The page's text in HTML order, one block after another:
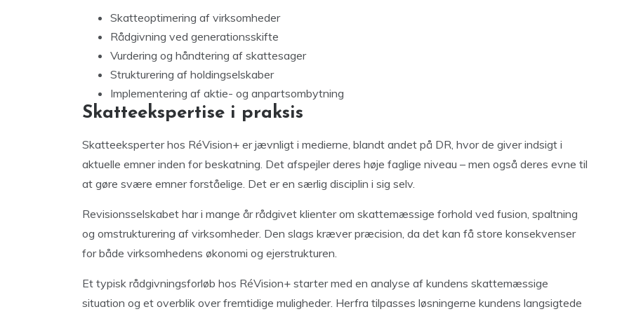
Skatteoptimering af virksomheder
Rådgivning ved generationsskifte
Vurdering og håndtering af skattesager
Strukturering af holdingselskaber
Implementering af aktie- og anpartsombytning
Skatteekspertise i praksis
Skatteeksperter hos RéVision+ er jævnligt i medierne, blandt andet på DR, hvor de giver indsigt i
aktuelle emner inden for beskatning. Det afspejler deres høje faglige niveau – men også deres evne til
at gøre svære emner forståelige. Det er en særlig disciplin i sig selv.
Revisionsselskabet har i mange år rådgivet klienter om skattemæssige forhold ved fusion, spaltning
og omstrukturering af virksomheder. Den slags kræver præcision, da det kan få store konsekvenser
for både virksomhedens økonomi og ejerstrukturen.
Et typisk rådgivningsforløb hos RéVision+ starter med en analyse af kundens skattemæssige
situation og et overblik over fremtidige muligheder. Herfra tilpasses løsningerne kundens langsigtede